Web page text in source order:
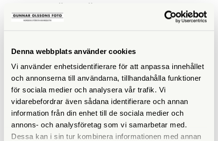
Denna webbplats använder cookies
Vi använder enhetsidentifierare för att anpassa innehållet
och annonserna till användarna, tillhandahålla funktioner
för sociala medier och analysera vår trafik. Vi
vidarebefordrar även sådana identifierare och annan
information från din enhet till de sociala medier och
annons- och analysföretag som vi samarbetar med.
Dessa kan i sin tur kombinera informationen med annan
Kemiförvaring 1000ml Adox